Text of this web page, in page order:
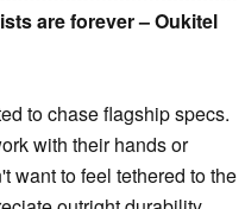
are forever – Oukitel
to chase flagship specs.
with their hands or
want to feel tethered to the